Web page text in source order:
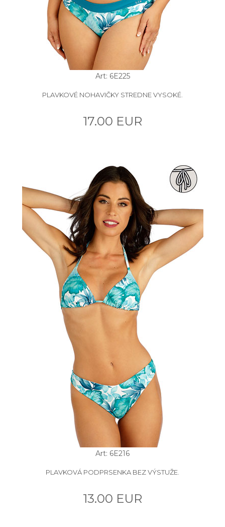
Art: 6E225
PLAVKOVÉ NOHAVIČKY STREDNE VYSOKÉ.
17.00 EUR
Art: 6E216
PLAVKOVÁ PODPRSENKA BEZ VÝSTUŽE.
13.00 EUR